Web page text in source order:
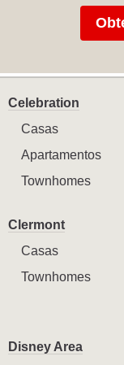
Celebration
Casas
Apartamentos
Townhomes
Clermont
Casas
Townhomes
Disney Area